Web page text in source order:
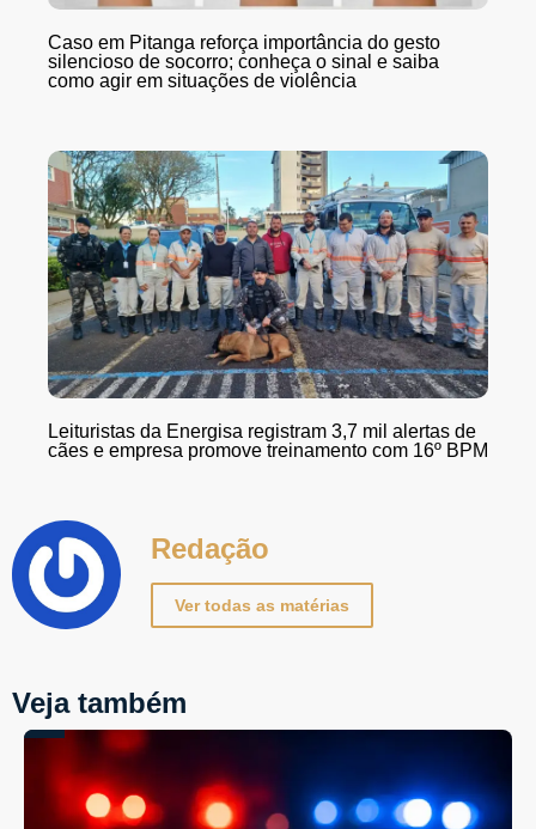
Caso em Pitanga reforça importância do gesto
silencioso de socorro; conheça o sinal e saiba
como agir em situações de violência
Leituristas da Energisa registram 3,7 mil alertas de
cães e empresa promove treinamento com 16º BPM
Redação
Ver todas as matérias
Veja também